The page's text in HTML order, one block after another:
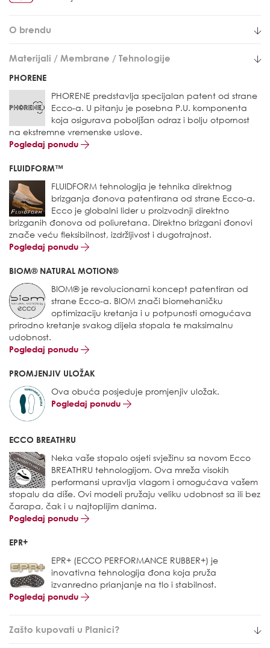
O brendu
Materijali / Membrane / Tehnologije
PHORENE
PHORENE predstavlja specijalan patent od strane
Ecco-a. U pitanju je posebna P.U. komponenta
koja osigurava poboljšan odraz i bolju otpornost
na ekstremne vremenske uslove.
Pogledaj ponudu
FLUIDFORM™
FLUIDFORM tehnologija je tehnika direktnog
brizganja đonova patentirana od strane Ecco-a.
Ecco je globalni lider u proizvodnji direktno
brizganih đonova od poliuretana. Direktno brizgani đonovi
znače veću fleksibilnost, izdržljivost i dugotrajnost.
Pogledaj ponudu
BIOM® NATURAL MOTION®
BIOM® je revolucionarni koncept patentiran od
strane Ecco-a. BIOM znači biomehaničku
optimizaciju kretanja i u potpunosti omogućava
prirodno kretanje svakog dijela stopala te maksimalnu
udobnost.
Pogledaj ponudu
PROMJENJIV ULOŽAK
Ova obuća posjeduje promjenjiv uložak.
Pogledaj ponudu
ECCO BREATHRU
Neka vaše stopalo osjeti svježinu sa novom Ecco
BREATHRU tehnologijom. Ova mreža visokih
performansi upravlja vlagom i omogućava vašem
stopalu da diše. Ovi modeli pružaju veliku udobnost sa ili bez
čarapa, čak i u najtoplijim danima.
Pogledaj ponudu
EPR+
EPR+ (ECCO PERFORMANCE RUBBER+) je
inovativna tehnologija đona koja pruža
izvanredno prianjanje na tlo i stabilnost.
Pogledaj ponudu
Zašto kupovati u Planici?